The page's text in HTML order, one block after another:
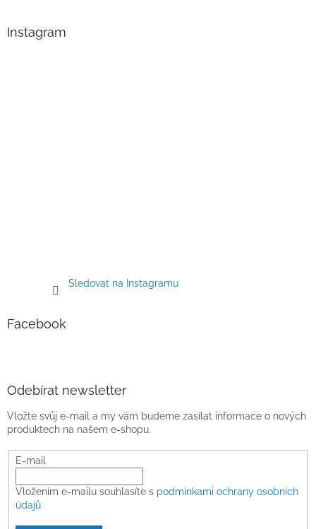
Instagram
Sledovat na Instagramu
Facebook
Odebírat newsletter
Vložte svůj e-mail a my vám budeme zasílat informace o nových
produktech na našem e-shopu.
E-mail
Vložením e-mailu souhlasíte s podmínkami ochrany osobních
údajů